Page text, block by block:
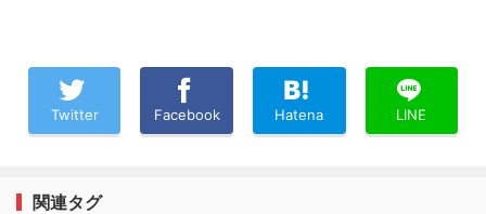
Twitter Facebook Hatena LINE
関連タグ